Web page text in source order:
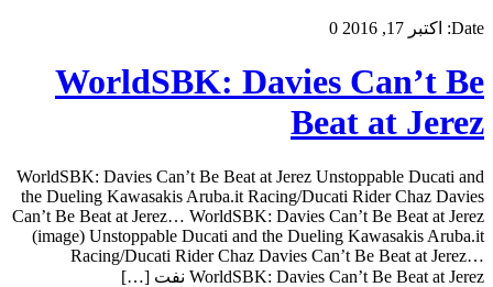
Date: اکتبر 17, 2016 0
WorldSBK: Davies Can’t Be
Beat at Jerez
WorldSBK: Davies Can’t Be Beat at Jerez Unstoppable Ducati and
the Dueling Kawasakis Aruba.it Racing/Ducati Rider Chaz Davies
Can’t Be Beat at Jerez… WorldSBK: Davies Can’t Be Beat at Jerez
(image) Unstoppable Ducati and the Dueling Kawasakis Aruba.it
Racing/Ducati Rider Chaz Davies Can’t Be Beat at Jerez…
WorldSBK: Davies Can’t Be Beat at Jerez نفت […]